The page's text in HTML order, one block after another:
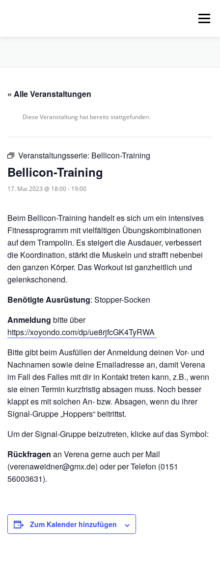
Menü
VERLEIH, TOUREN UND SUP
« Alle Veranstaltungen
Diese Veranstaltung hat bereits stattgefunden.
Veranstaltungsserie: Bellicon-Training
Bellicon-Training
17. Mai 2023 @ 18:00- 19:00
Beim Bellicon-Training handelt es sich um ein intensives
Fitnessprogramm mit vielfältigen Übungskombinationen
auf dem Trampolin. Es steigert die Ausdauer, verbessert
die Koordination, stärkt die Muskeln und strafft nebenbei
den ganzen Körper. Das Workout ist ganzheitlich und
gelenkschonend.
Benötigte Ausrüstung: Stopper-Socken
Anmeldung bitte über
https://xoyondo.com/dp/ue8rjfcGK4TyRWA
Bitte gibt beim Ausfüllen der Anmeldung deinen Vor- und
Nachnamen sowie deine Emailadresse an, damit Verena
im Fall des Falles mit dir in Kontakt treten kann, z.B., wenn
sie einen Termin kurzfristig absagen muss. Noch besser
klappt es mit solchen An- bzw. Absagen, wenn du ihrer
Signal-Gruppe „Hoppers“ beitrittst.
Um der Signal-Gruppe beizutreten, klicke auf das Symbol:
Rückfragen an Verena gerne auch per Mail
(verenaweidner@gmx.de) oder per Telefon (0151
56003631).
Zum Kalender hinzufügen